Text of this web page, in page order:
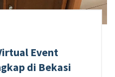
Event
di Bekasi